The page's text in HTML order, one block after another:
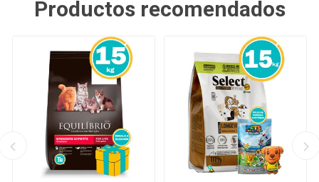
Productos recomendados